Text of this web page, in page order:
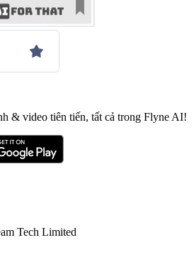
& video tiên tiến, tất cả trong Flyne AI!
Tech Limited